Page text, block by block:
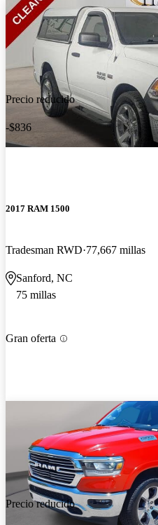
Precio reducido
-$836
2017 RAM 1500
Tradesman RWD 77,667 millas
Sanford, NC
75 millas
Gran oferta
Precio reducido